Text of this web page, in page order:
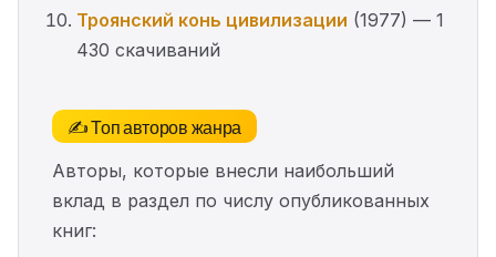
Троянский конь цивилизации (1977) — 1
430 скачиваний
✍️ Топ авторов жанра
Авторы, которые внесли наибольший
вклад в раздел по числу опубликованных
книг: